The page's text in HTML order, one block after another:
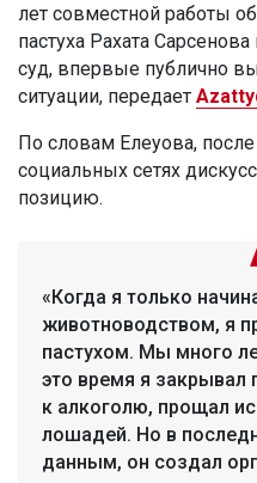
лет совместной работы
пастуха Рахата
суд, впервые публично
ситуации, передает
По словам Елеуова,
социальных сетях
позицию.
«Когда я только
животноводством, я
пастухом. Мы много
это время я закрывал
к алкоголю, прощал
лошадей. Но в
данным, он создал